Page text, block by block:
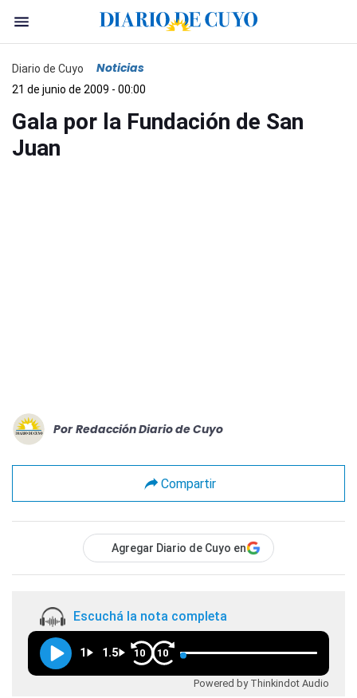
Diario de Cuyo Noticias
21 de junio de 2009 - 00:00
Gala por la Fundación de San
Juan
Por Redacción Diario de Cuyo
Compartir
Agregar Diario de Cuyo en
Escuchá la nota completa
1 1.5 10 10
Powered by Thinkindot Audio